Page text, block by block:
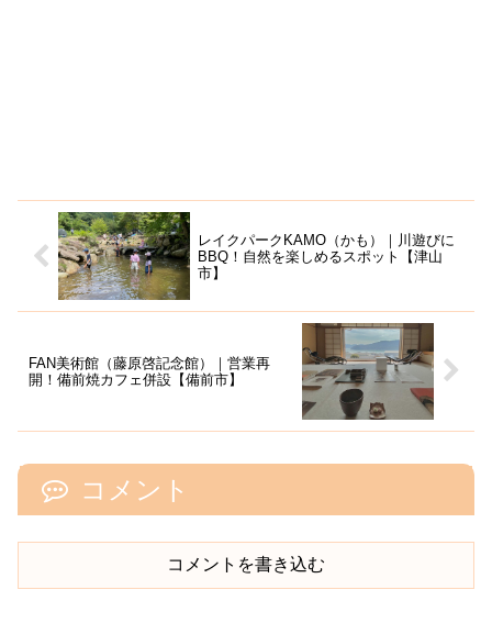
レイクパークKAMO（かも）｜川遊びに
BBQ！自然を楽しめるスポット【津山
市】
FAN美術館（藤原啓記念館）｜営業再
開！備前焼カフェ併設【備前市】
コメント
コメントを書き込む